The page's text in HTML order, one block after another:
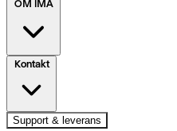
OM IMA
Kontakt
Support & leverans